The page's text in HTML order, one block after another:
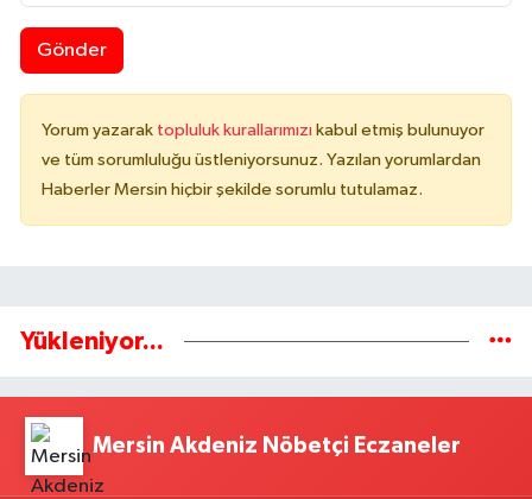
Gönder
Yorum yazarak topluluk kurallarımızı kabul etmiş bulunuyor
ve tüm sorumluluğu üstleniyorsunuz. Yazılan yorumlardan
Haberler Mersin hiçbir şekilde sorumlu tutulamaz.
Yükleniyor...
Mersin Akdeniz Nöbetçi Eczaneler